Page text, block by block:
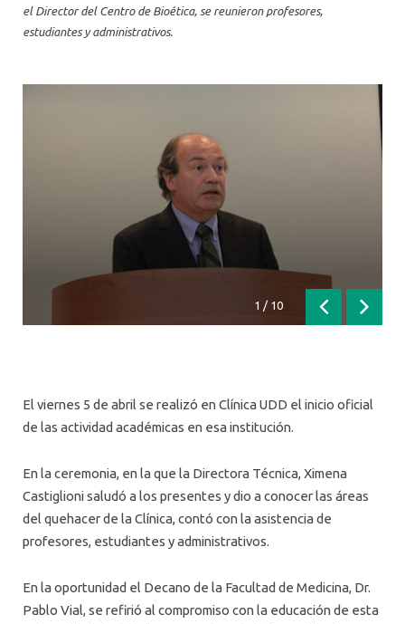
el Director del Centro de Bioética, se reunieron profesores,
estudiantes y administrativos.
1 / 10
Anterior
El viernes 5 de abril se realizó en Clínica UDD el inicio oficial
de las actividad académicas en esa institución.
En la ceremonia, en la que la Directora Técnica, Ximena
Castiglioni saludó a los presentes y dio a conocer las áreas
del quehacer de la Clínica, contó con la asistencia de
profesores, estudiantes y administrativos.
En la oportunidad el Decano de la Facultad de Medicina, Dr.
Pablo Vial, se refirió al compromiso con la educación de esta